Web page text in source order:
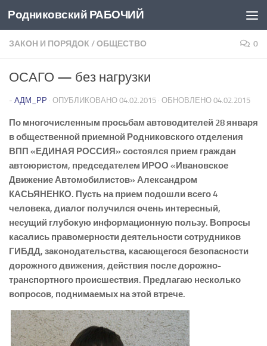
Перейти к содержимому
Родниковский РАБОЧИЙ
ЗАКОН И ПОРЯДОК /ОБЩЕСТВО 0
ОСАГО — без нагрузки
- АДМ_РР · ОПУБЛИКОВАНО 04.02.2015 · ОБНОВЛЕНО 04.02.2015
По многочисленным просьбам автоводителей 28 января
в общественной приемной Родниковского отделения
ВПП «ЕДИНАЯ РОССИЯ» состоялся прием граждан
автоюристом, председателем ИРОО «Ивановское
Движение Автомобилистов» Александром
КАСЬЯНЕНКО. Пусть на прием подошли всего 4
человека, диалог получился очень интересный,
несущий глубокую информационную пользу. Вопросы
касались правомерности деятельности сотрудников
ГИБДД, законодательства, касающегося безопасности
дорожного движения, действия после дорожно-
транспортного происшествия. Предлагаю несколько
вопросов, поднимаемых на этой втрече.